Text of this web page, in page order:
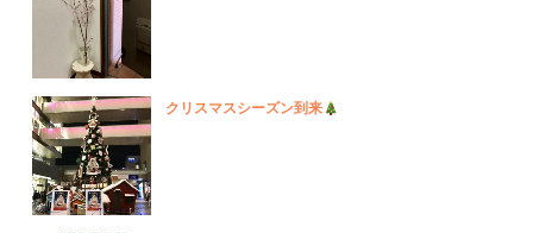
クリスマスシーズン到来